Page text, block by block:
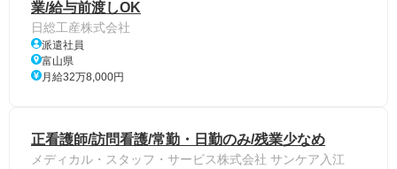
業/給与前渡しOK
日総工産株式会社
派遣社員
富山県
月給32万8,000円
正看護師/訪問看護/常勤・日勤のみ/残業少なめ
メディカル・スタッフ・サービス株式会社 サンケア入江